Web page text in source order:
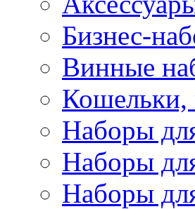
Бизнес-
Винные
Кошельки,
Наборы
Наборы
Наборы